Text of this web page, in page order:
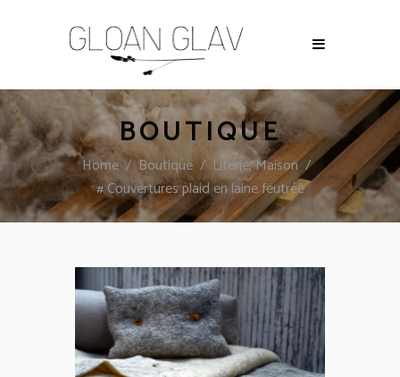
BOUTIQUE
Home/Boutique/Literie,Maison/
# Couvertures plaid en laine feutrée